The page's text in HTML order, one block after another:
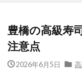
豊橋の高級寿
注意点
2026年6月5日